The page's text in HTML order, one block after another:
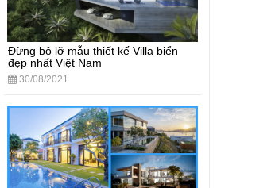
Đừng bỏ lỡ mẫu thiết kế Villa biển
đẹp nhất Việt Nam
30/08/2021